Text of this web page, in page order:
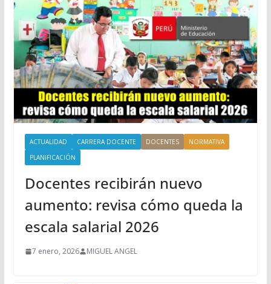
ACTUALIDAD CARRERA DOCENTE DOCENTES
NORMATIVA
PLANIFICACIÓN
Docentes recibirán nuevo
aumento: revisa cómo queda la
escala salarial 2026
7 enero, 2026 MIGUEL ANGEL